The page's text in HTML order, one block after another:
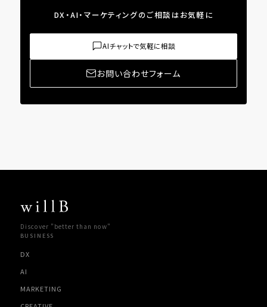
DX・AI・マーケティングのご相談はお気軽に
AIチャットで気軽に相談
お問い合わせフォーム
Discover "better than now"
BUSINESS
DX
AI
MARKETING